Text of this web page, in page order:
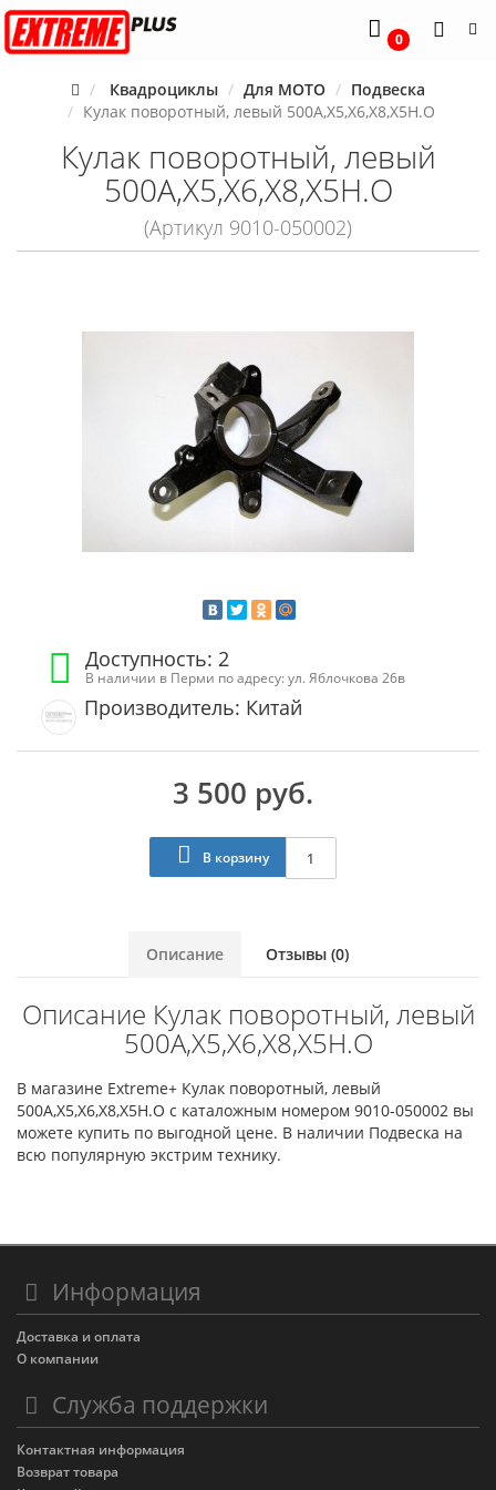
0
Квадроциклы Для MOTO
Подвеска
Кулак поворотный, левый 500A,X5,X6,X8,X5H.O
Кулак поворотный, левый
500A,X5,X6,X8,X5H.O
(Артикул 9010-050002)
Доступность: 2
В наличии в Перми по адресу: ул. Яблочкова 26в
Производитель: Китай
3 500 руб.
В корзину
Описание Отзывы (0)
Описание Кулак поворотный, левый
500A,X5,X6,X8,X5H.O
В магазине Extreme+ Кулак поворотный, левый
500A,X5,X6,X8,X5H.O с каталожным номером 9010-050002 вы
можете купить по выгодной цене. В наличии Подвеска на
всю популярную экстрим технику.
Информация
Доставка и оплата
О компании
Служба поддержки
Контактная информация
Возврат товара